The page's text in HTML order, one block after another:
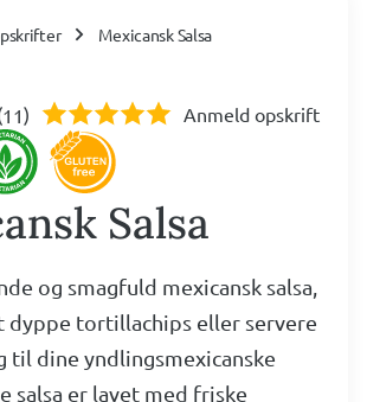
Mexicansk Salsa
11) Anmeld opskrift
Salsa
og smagfuld mexicansk salsa,
dyppe tortillachips eller servere
til dine yndlingsmexicanske
salsa er lavet med friske